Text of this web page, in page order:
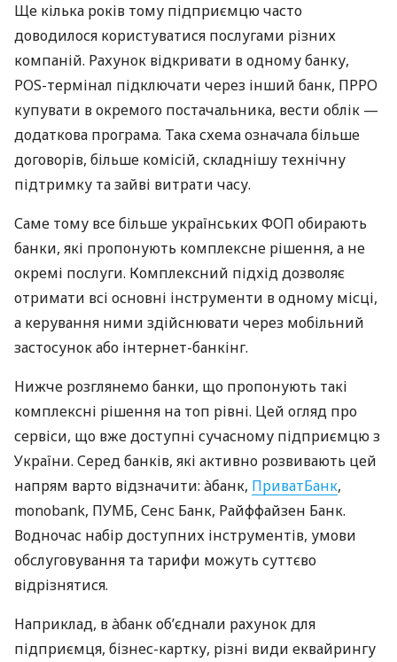
Ще кілька років тому підприємцю часто
доводилося користуватися послугами різних
компаній. Рахунок відкривати в одному банку,
POS-термінал підключати через інший банк, ПРРО
купувати в окремого постачальника, вести облік —
додаткова програма. Така схема означала більше
договорів, більше комісій, складнішу технічну
підтримку та зайві витрати часу.
Саме тому все більше українських ФОП обирають
банки, які пропонують комплексне рішення, а не
окремі послуги. Комплексний підхід дозволяє
отримати всі основні інструменти в одному місці,
а керування ними здійснювати через мобільний
застосунок або інтернет-банкінг.
Нижче розглянемо банки, що пропонують такі
комплексні рішення на топ рівні. Цей огляд про
сервіси, що вже доступні сучасному підприємцю з
України. Серед банків, які активно розвивають цей
напрям варто відзначити: àбанк, ПриватБанк,
monobank, ПУМБ, Сенс Банк, Райффайзен Банк.
Водночас набір доступних інструментів, умови
обслуговування та тарифи можуть суттєво
відрізнятися.
Наприклад, в àбанк об’єднали рахунок для
підприємця, бізнес-картку, різні види еквайрингу